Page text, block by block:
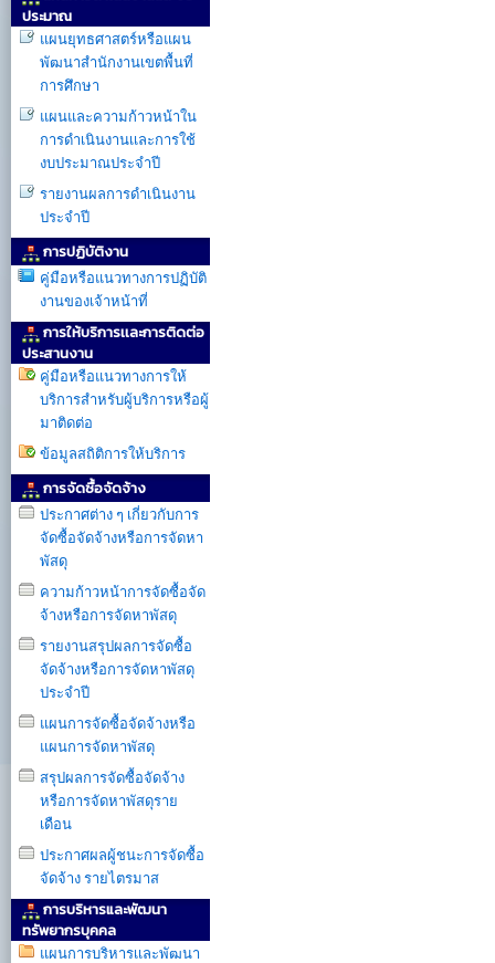
ประมาณ
แผนยุทธศาสตร์หรือแผน
พัฒนาสำนักงานเขตพื้นที่
การศึกษา
แผนและความก้าวหน้าใน
การดำเนินงานเเละการใช้
งบประมาณประจำปี
รายงานผลการดำเนินงาน
ประจำปี
การปฏิบัติงาน
คู่มือหรือแนวทางการปฏิบัติ
งานของเจ้าหน้าที่
การให้บริการเเละการติดต่อ
ประสานงาน
คู่มือหรือแนวทางการให้
บริการสำหรับผู้บริการหรือผู้
มาติดต่อ
ข้อมูลสถิติการให้บริการ
การจัดซื้อจัดจ้าง
ประกาศต่าง ๆ เกี่ยวกับการ
จัดซื้อจัดจ้างหรือการจัดหา
พัสดุ
ความก้าวหน้าการจัดซื้อจัด
จ้างหรือการจัดหาพัสดุ
รายงานสรุปผลการจัดซื้อ
จัดจ้างหรือการจัดหาพัสดุ
ประจำปี
แผนการจัดซื้อจัดจ้างหรือ
แผนการจัดหาพัสดุ
สรุปผลการจัดซื้อจัดจ้าง
หรือการจัดหาพัสดุราย
เดือน
ประกาศผลผู้ชนะการจัดซื้อ
จัดจ้าง รายไตรมาส
การบริหารและพัฒนา
ทรัพยากรบุคคล
แผนการบริหารเเละพัฒนา